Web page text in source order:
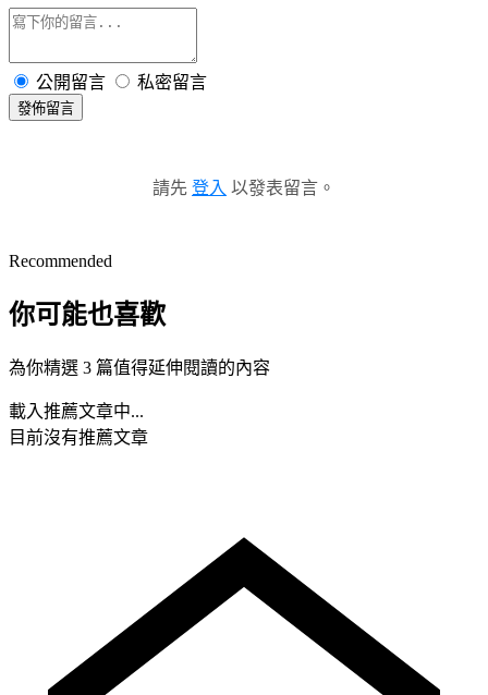
公開留言 私密留言
發佈留言
請先 登入 以發表留言。
Recommended
你可能也喜歡
為你精選 3 篇值得延伸閱讀的內容
載入推薦文章中...
目前沒有推薦文章